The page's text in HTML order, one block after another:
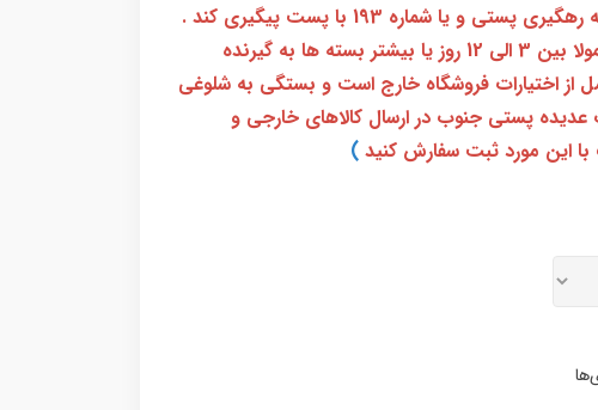
بعد از آن کاربر فقط باید از طریق سامانه رهگیری پستی و یا شماره 193 با پست پیگیری کند .
بعد از دریافت کدرهگیری 24 رقمی معمولا بین 3 الی 12 روز یا بیشتر بسته ها به گیرنده
از اختیارات فروشگاه خارج است و بستگی به شلوغی
عدیده پستی جنوب در ارسال کالاهای خارجی و
این مورد ثبت سفارش کنید )